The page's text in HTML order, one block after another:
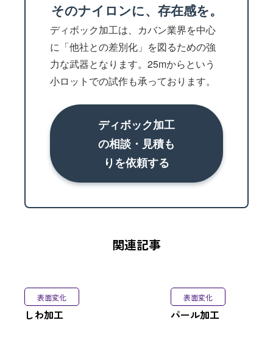
そのナイロンに、存在感を。
ディボック加工は、カバン業界を中心
に「他社との差別化」を図るための強
力な武器となります。25mからという
小ロットでの試作も承っております。
ディボック加工
の相談・見積も
りを依頼する
関連記事
表面変化
しわ加工
表面変化
パール加工